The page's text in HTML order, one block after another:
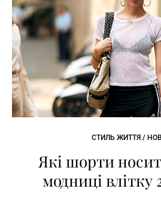
СТИЛЬ ЖИТТЯ /
Які шорти
модниці влітку